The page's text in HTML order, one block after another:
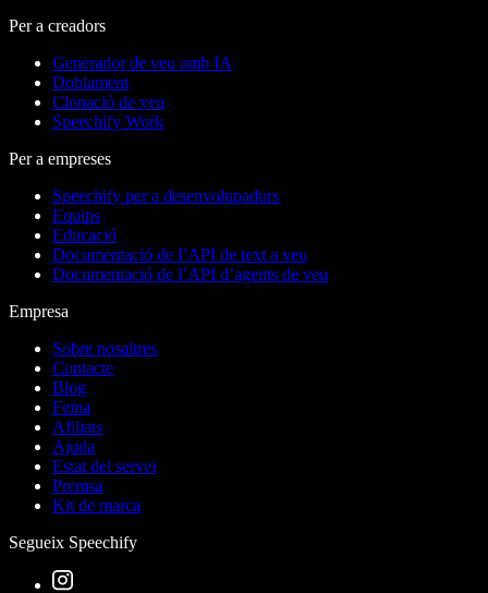
Per a creadors
Generador de veu amb IA
Doblament
Clonació de veu
Speechify Work
Per a empreses
Speechify per a desenvolupadors
Equips
Educació
Documentació de l’API de text a veu
Documentació de l’API d’agents de veu
Empresa
Sobre nosaltres
Contacte
Blog
Feina
Afiliats
Ajuda
Estat del servei
Premsa
Kit de marca
Segueix Speechify